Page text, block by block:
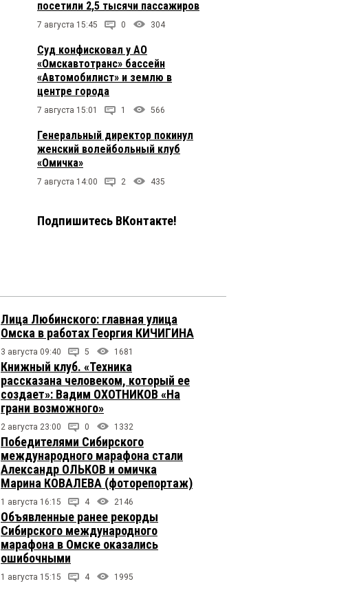
посетили 2,5 тысячи пассажиров
7 августа 15:45 0 304
Суд конфисковал у АО
«Омскавтотранс» бассейн
«Автомобилист» и землю в
центре города
7 августа 15:01 1 566
Генеральный директор покинул
женский волейбольный клуб
«Омичка»
7 августа 14:00 2 435
Подпишитесь ВКонтакте!
Лица Любинского: главная улица
Омска в работах Георгия КИЧИГИНА
3 августа 09:40 5 1681
Книжный клуб. «Техника
рассказана человеком, который ее
создает»: Вадим ОХОТНИКОВ «На
грани возможного»
2 августа 23:00 0 1332
Победителями Сибирского
международного марафона стали
Александр ОЛЬКОВ и омичка
Марина КОВАЛЕВА (фоторепортаж)
1 августа 16:15 4 2146
Объявленные ранее рекорды
Сибирского международного
марафона в Омске оказались
ошибочными
1 августа 15:15 4 1995